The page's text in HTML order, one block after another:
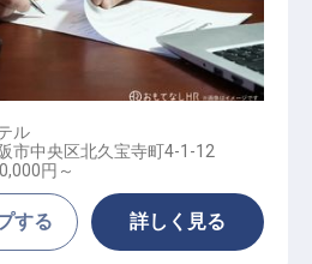
チーフ（営業部門） / 正
ル
市中央区北久宝寺町4-1-12
円～
する 詳しく見る